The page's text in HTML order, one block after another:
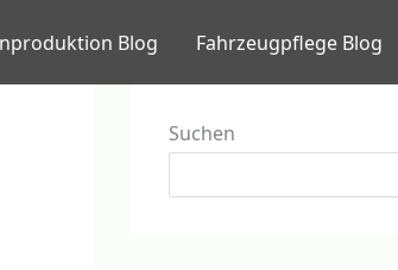
Blog Fahrzeugpflege Blog
Suchen